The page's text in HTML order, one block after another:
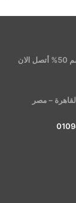
بخصم 50% أتصل الان